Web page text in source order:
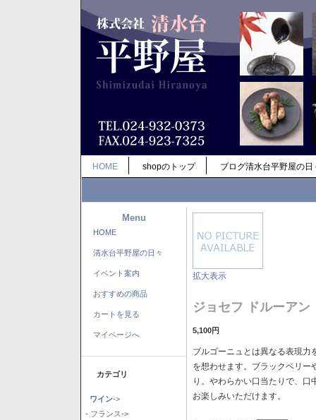
HOME shopのトップ ブログ清水台平野屋の日
Menu
HOME
清水台平野屋の日々
イベント案内
おすすめの商品
カートを見る
マイページへ
カテゴリ
ワイン->
- フランス->
拡大表示
ジョセフ ドルーア
5,100円
ブルゴーニュとは異なる表現力
を想わせます。ブラックベリー
り。やわらかい口当たりで、
お楽しみいただけます。